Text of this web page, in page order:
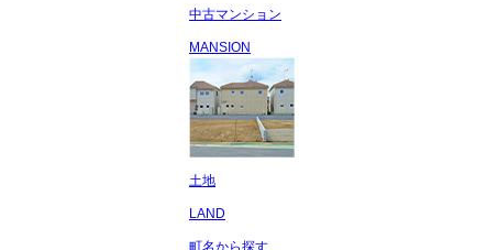
中古マンション
MANSION
土地
LAND
町名から探す